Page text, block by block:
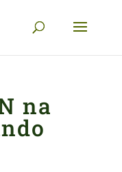
na